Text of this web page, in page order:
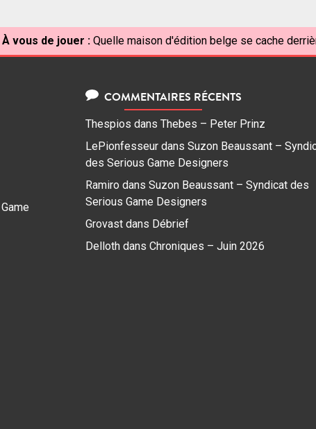
À vous de jouer : Quelle maison d'édition belge se cache
COMMENTAIRES RÉCENTS
Thespios dans Thebes – Peter Prinz
LePionfesseur dans Suzon Beaussant –
des Serious Game Designers
Ramiro dans Suzon Beaussant – Syndicat des
Serious Game Designers
Grovast dans Débrief
Delloth dans Chroniques – Juin 2026